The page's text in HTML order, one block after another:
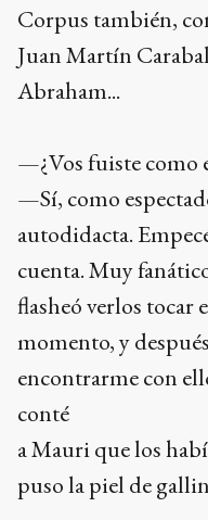
Corpus también,
Juan Martín
Abraham...
—¿Vos fuiste como
—Sí, como
autodidacta.
cuenta. Muy
flasheó verlos tocar
momento, y
encontrarme con
conté
a Mauri que los
puso la piel de